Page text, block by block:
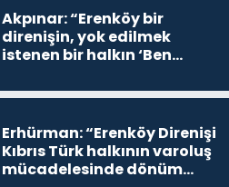
Akpınar: “Erenköy bir
direnişin, yok edilmek
istenen bir halkın ‘Ben
devam edeceğim’ dediği
Erhürman: “Erenköy Direnişi
Kıbrıs Türk halkının varoluş
mücadelesinde dönüm